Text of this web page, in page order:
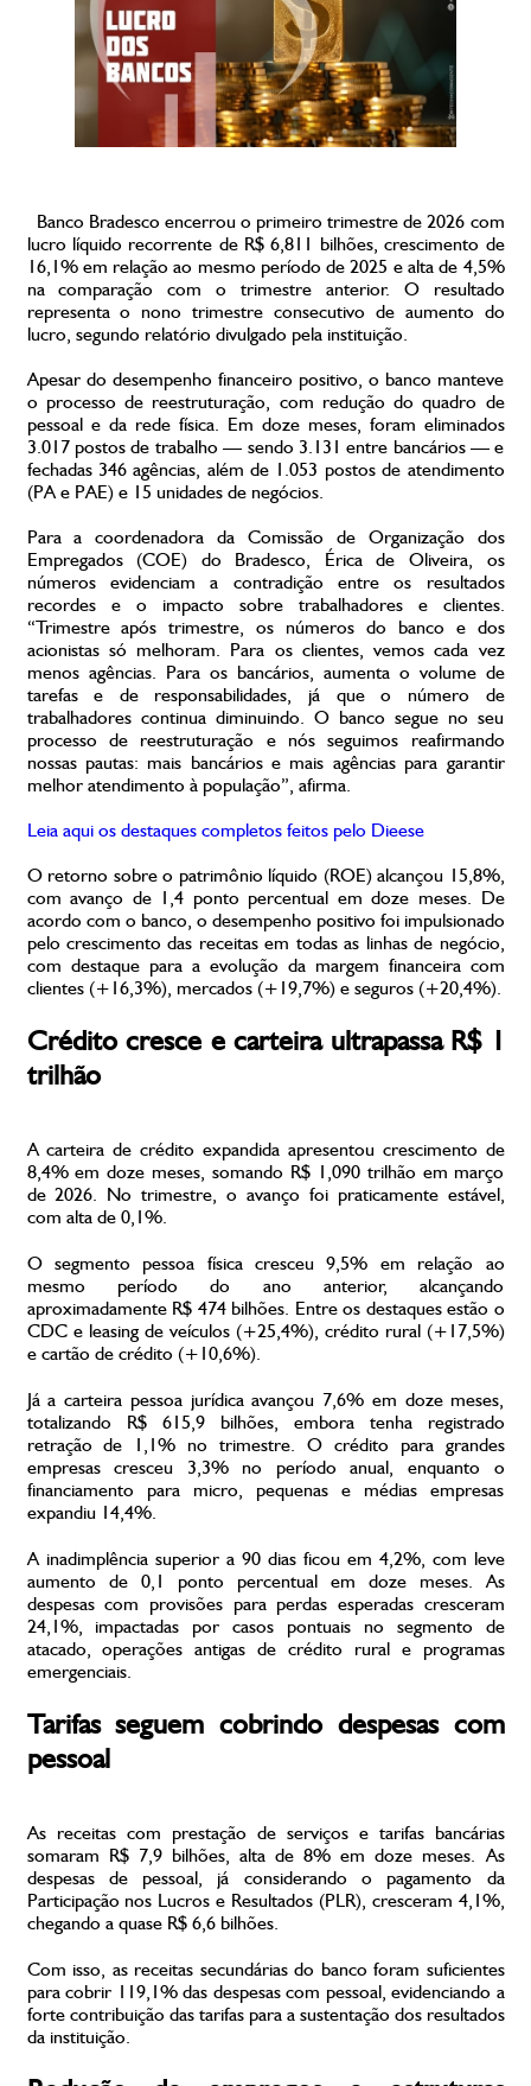
Banco Bradesco encerrou o primeiro trimestre de 2026 com
lucro líquido recorrente de R$ 6,811 bilhões, crescimento de
16,1% em relação ao mesmo período de 2025 e alta de 4,5%
na comparação com o trimestre anterior. O resultado
representa o nono trimestre consecutivo de aumento do
lucro, segundo relatório divulgado pela instituição.
Apesar do desempenho financeiro positivo, o banco manteve
o processo de reestruturação, com redução do quadro de
pessoal e da rede física. Em doze meses, foram eliminados
3.017 postos de trabalho — sendo 3.131 entre bancários — e
fechadas 346 agências, além de 1.053 postos de atendimento
(PA e PAE) e 15 unidades de negócios.
Para a coordenadora da Comissão de Organização dos
Empregados (COE) do Bradesco, Érica de Oliveira, os
números evidenciam a contradição entre os resultados
recordes e o impacto sobre trabalhadores e clientes.
“Trimestre após trimestre, os números do banco e dos
acionistas só melhoram. Para os clientes, vemos cada vez
menos agências. Para os bancários, aumenta o volume de
tarefas e de responsabilidades, já que o número de
trabalhadores continua diminuindo. O banco segue no seu
processo de reestruturação e nós seguimos reafirmando
nossas pautas: mais bancários e mais agências para garantir
melhor atendimento à população”, afirma.
Leia aqui os destaques completos feitos pelo Dieese
O retorno sobre o patrimônio líquido (ROE) alcançou 15,8%,
com avanço de 1,4 ponto percentual em doze meses. De
acordo com o banco, o desempenho positivo foi impulsionado
pelo crescimento das receitas em todas as linhas de negócio,
com destaque para a evolução da margem financeira com
clientes (+16,3%), mercados (+19,7%) e seguros (+20,4%).
Crédito cresce e carteira ultrapassa R$ 1
trilhão
A carteira de crédito expandida apresentou crescimento de
8,4% em doze meses, somando R$ 1,090 trilhão em março
de 2026. No trimestre, o avanço foi praticamente estável,
com alta de 0,1%.
O segmento pessoa física cresceu 9,5% em relação ao
mesmo período do ano anterior, alcançando
aproximadamente R$ 474 bilhões. Entre os destaques estão o
CDC e leasing de veículos (+25,4%), crédito rural (+17,5%)
e cartão de crédito (+10,6%).
Já a carteira pessoa jurídica avançou 7,6% em doze meses,
totalizando R$ 615,9 bilhões, embora tenha registrado
retração de 1,1% no trimestre. O crédito para grandes
empresas cresceu 3,3% no período anual, enquanto o
financiamento para micro, pequenas e médias empresas
expandiu 14,4%.
A inadimplência superior a 90 dias ficou em 4,2%, com leve
aumento de 0,1 ponto percentual em doze meses. As
despesas com provisões para perdas esperadas cresceram
24,1%, impactadas por casos pontuais no segmento de
atacado, operações antigas de crédito rural e programas
emergenciais.
Tarifas seguem cobrindo despesas com
pessoal
As receitas com prestação de serviços e tarifas bancárias
somaram R$ 7,9 bilhões, alta de 8% em doze meses. As
despesas de pessoal, já considerando o pagamento da
Participação nos Lucros e Resultados (PLR), cresceram 4,1%,
chegando a quase R$ 6,6 bilhões.
Com isso, as receitas secundárias do banco foram suficientes
para cobrir 119,1% das despesas com pessoal, evidenciando a
forte contribuição das tarifas para a sustentação dos resultados
da instituição.